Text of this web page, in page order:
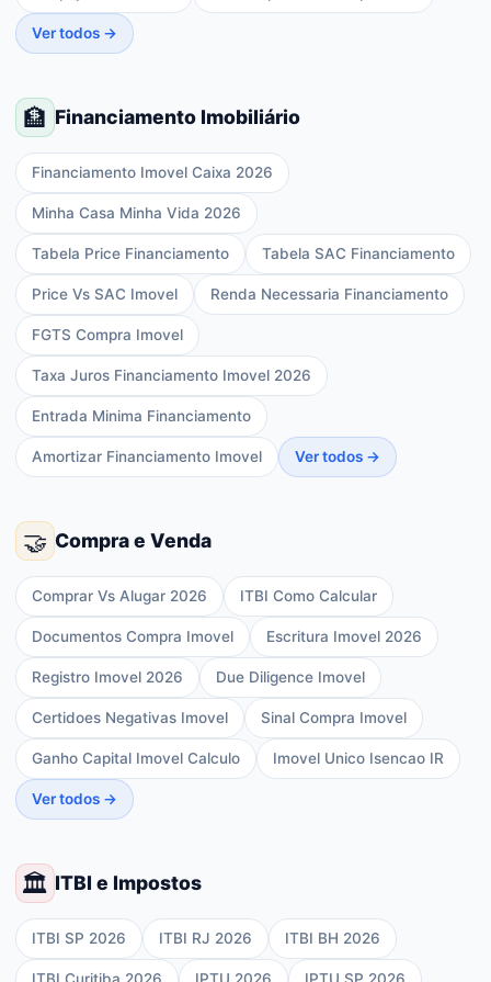
Ver todos →
🏦 Financiamento Imobiliário
Financiamento Imovel Caixa 2026
Minha Casa Minha Vida 2026
Tabela Price Financiamento Tabela SAC Financiamento
Price Vs SAC Imovel Renda Necessaria Financiamento
FGTS Compra Imovel
Taxa Juros Financiamento Imovel 2026
Entrada Minima Financiamento
Amortizar Financiamento Imovel Ver todos →
🤝 Compra e Venda
Comprar Vs Alugar 2026 ITBI Como Calcular
Documentos Compra Imovel Escritura Imovel 2026
Registro Imovel 2026 Due Diligence Imovel
Certidoes Negativas Imovel Sinal Compra Imovel
Ganho Capital Imovel Calculo Imovel Unico Isencao IR
Ver todos →
🏛️ ITBI e Impostos
ITBI SP 2026 ITBI RJ 2026 ITBI BH 2026